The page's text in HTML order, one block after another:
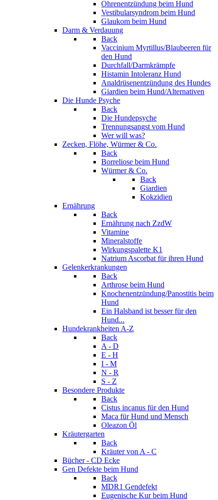
Ohrenentzündung beim Hund
Vestibularsyndrom beim Hund
Glaukom beim Hund
Darm & Verdauung
Back
Vaccinium Myrtillus/Blaubeeren für
den Hund
Durchfall/Darmkrämpfe
Histamin Intoleranz Hund
Analdrüsenentzündung des Hundes
Giardien beim Hund/Alternativen
Die Hunde Psyche
Back
Die Hundepsyche
Trennungsangst vom Hund
Wer will was?
Zecken, Flöhe, Würmer & Co.
Back
Borreliose beim Hund
Würmer & Co.
Back
Giardien
Kokzidien
Ernährung
Back
Ernährung nach ZzdW
Vitamine
Mineralstoffe
Wirkungspalette K1
Natrium Ascorbat für ihren Hund
Gelenkerkrankungen
Back
Arthrose beim Hund
Knochenentzündung/Panostitis beim
Hund
Ein Halsband ist besser für den
Hund...
Hundekrankheiten A-Z
Back
A - D
E - H
I - M
N - R
S - Z
Besondere Produkte
Back
Cistus incanus für den Hund
Maca für Hund und Mensch
Oleazon Öl
Kräutergarten
Back
Kräuter von A - C
Bücher - CD Ecke
Gen Defekte beim Hund
Back
MDR1 Gendefekt
Eugenische Kur beim Hund